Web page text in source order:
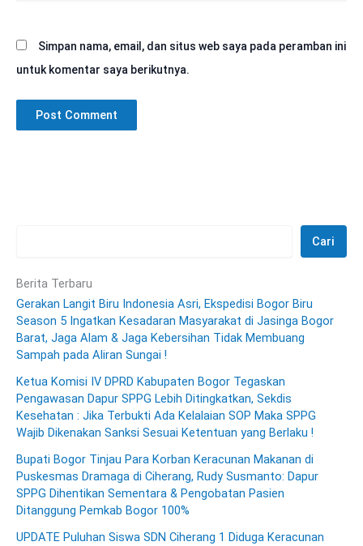
Simpan nama, email, dan situs web saya pada peramban ini
untuk komentar saya berikutnya.
Cari
Berita Terbaru
Gerakan Langit Biru Indonesia Asri, Ekspedisi Bogor Biru
Season 5 Ingatkan Kesadaran Masyarakat di Jasinga Bogor
Barat, Jaga Alam & Jaga Kebersihan Tidak Membuang
Sampah pada Aliran Sungai !
Ketua Komisi IV DPRD Kabupaten Bogor Tegaskan
Pengawasan Dapur SPPG Lebih Ditingkatkan, Sekdis
Kesehatan : Jika Terbukti Ada Kelalaian SOP Maka SPPG
Wajib Dikenakan Sanksi Sesuai Ketentuan yang Berlaku !
Bupati Bogor Tinjau Para Korban Keracunan Makanan di
Puskesmas Dramaga di Ciherang, Rudy Susmanto: Dapur
SPPG Dihentikan Sementara & Pengobatan Pasien
Ditanggung Pemkab Bogor 100%
UPDATE Puluhan Siswa SDN Ciherang 1 Diduga Keracunan